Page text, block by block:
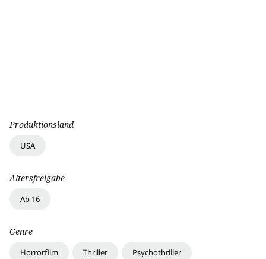
Produktionsland
USA
Altersfreigabe
Ab 16
Genre
Horrorfilm Thriller Psychothriller